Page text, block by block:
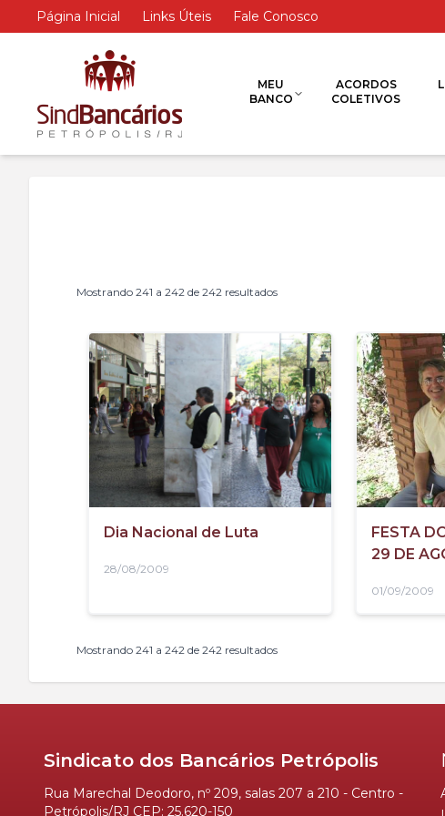
Página Inicial Links Úteis Fale Conosco
MEU
BANCO
ACORDOS
COLETIVOS
Mostrando 241 a 242 de 242 resultados
Dia Nacional de Luta
28/08/2009
FESTA
29 DE
01/09/2009
Mostrando 241 a 242 de 242 resultados
Sindicato dos Bancários Petrópolis
Rua Marechal Deodoro, nº 209, salas 207 a 210 - Centro -
Petrópolis/RJ CEP: 25.620-150